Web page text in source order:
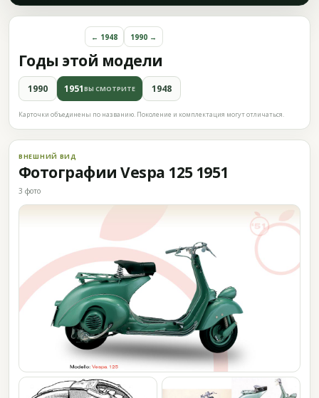
Годы этой модели
← 1948 1990 →
1990 1951ВЫ СМОТРИТЕ 1948
Карточки объединены по названию. Поколение и комплектация могут отличаться.
ВНЕШНИЙ ВИД
Фотографии Vespa 125 1951
3 фото